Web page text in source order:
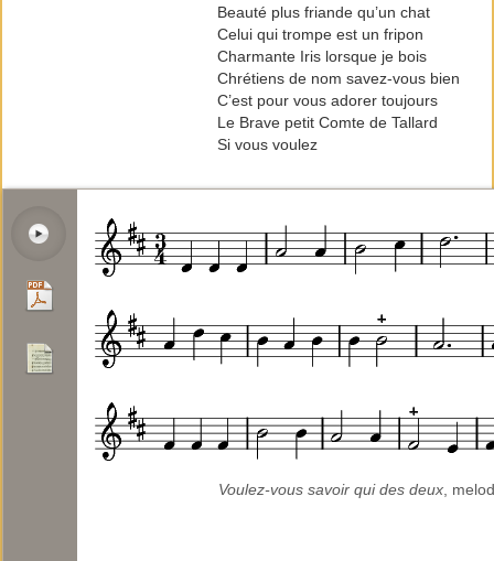
Beauté plus friande qu’un chat
Celui qui trompe est un fripon
Charmante Iris lorsque je bois
Chrétiens de nom savez-vous bien
C’est pour vous adorer toujours
Le Brave petit Comte de Tallard
Si vous voulez
Voulez-vous savoir qui des deux,